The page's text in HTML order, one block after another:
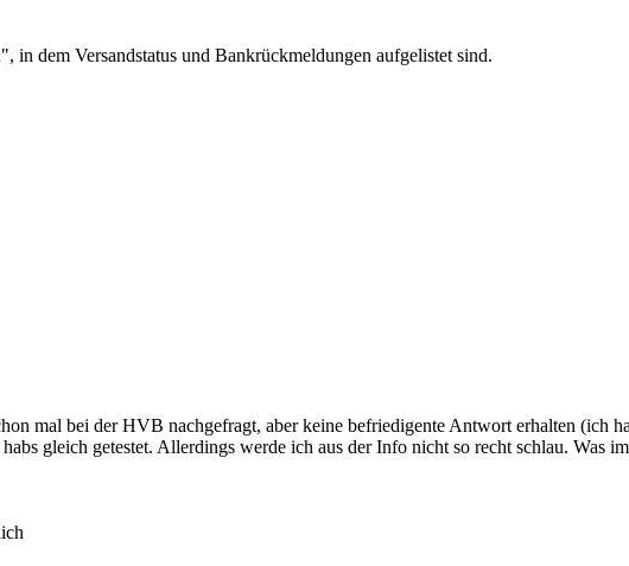
in dem Versandstatus und Bankrückmeldungen aufgelistet sind.
mal bei der HVB nachgefragt, aber keine befriedigente Antwort erhalten (ich
gleich getestet. Allerdings werde ich aus der Info nicht so recht schlau. Was